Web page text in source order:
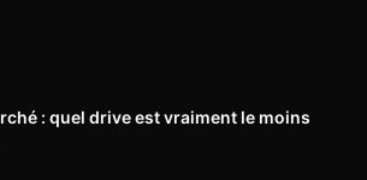
: quel drive est vraiment le moins